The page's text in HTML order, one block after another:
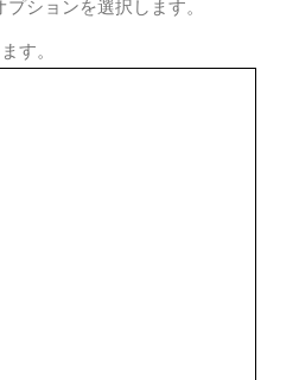
ションを選択します。
す。